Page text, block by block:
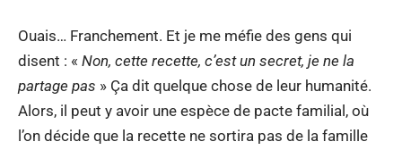
Ouais… Franchement. Et je me méfie des gens qui
disent : « Non, cette recette, c’est un secret, je ne la
partage pas » Ça dit quelque chose de leur humanité.
Alors, il peut y avoir une espèce de pacte familial, où
l’on décide que la recette ne sortira pas de la famille